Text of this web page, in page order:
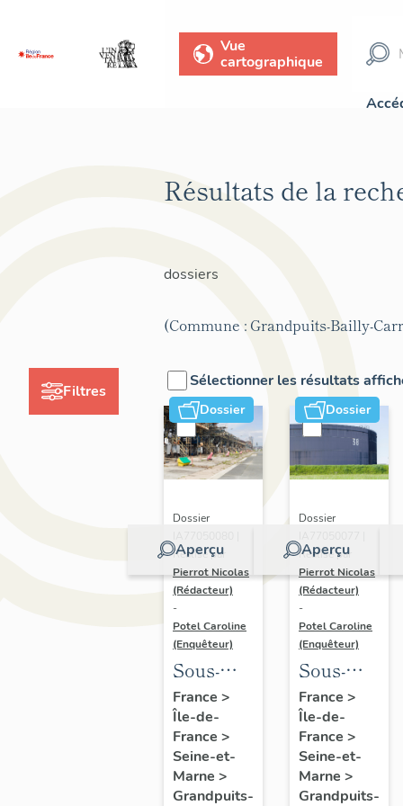
Vue
cartographique
Filtres
Résultats de la
dossiers
(Commune : Grandpuits-Bailly-
Sélectionner les résultats
Dossier
Aperçu
Dossier
Réalisé par
Pierrot Nicolas
(Rédacteur)
-
Potel Caroline
(Enquêteur)
Sous-
dossier 6
:
installations
de
chargement
France >
Île-de-
France >
Seine-et-
Marne >
Grandpuits-
Dossier
Aperçu
Dossier
Réalisé par
Pierrot Nicolas
(Rédacteur)
-
Potel Caroline
(Enquêteur)
Sous-
dossier 3
: unités
de
stockage
de la
France >
Île-de-
France >
Seine-et-
Marne >
Grandpuits-